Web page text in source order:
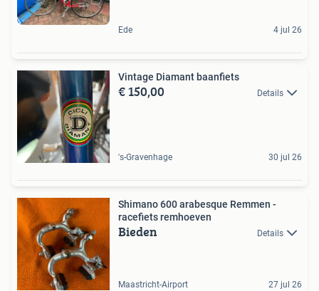
Ede 4 jul 26
Vintage Diamant baanfiets
€ 150,00 Details
's-Gravenhage 30 jul 26
Shimano 600 arabesque Remmen -
racefiets remhoeven
Bieden Details
Maastricht-Airport 27 jul 26